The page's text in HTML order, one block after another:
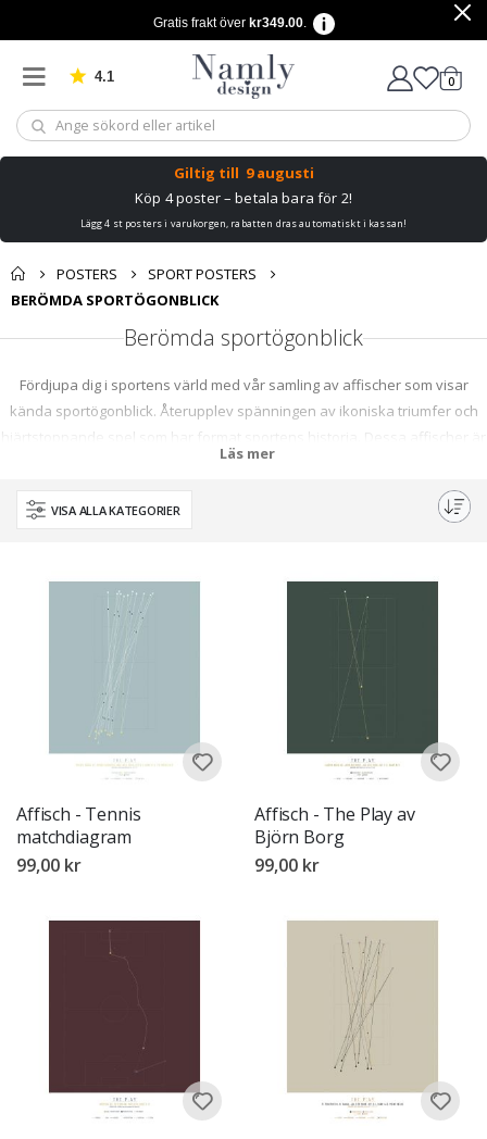
Gratis frakt över kr349.00.
4.1 Baserat på 1029 betyg 0
Giltig till 9 augusti
Köp 4 poster – betala bara för 2!
Lägg 4 st posters i varukorgen, rabatten dras automatiskt i kassan!
POSTERS
SPORT POSTERS
BERÖMDA SPORTÖGONBLICK
Berömda sportögonblick
Fördjupa dig i sportens värld med vår samling av affischer som visar
kända sportögonblick. Återupplev spänningen av ikoniska triumfer och
hjärtstoppande spel som har format sportens historia. Dessa affischer är
det perfekta tillskottet till vilken sportfans samling som helst eller kan
fungera som en inspirerande väggdekoration för ditt hem eller kontor.
Läs mer
VISA ALLA KATEGORIER
Affisch - Tennis
matchdiagram
99,00 kr
Affisch - The Play av
Björn Borg
99,00 kr